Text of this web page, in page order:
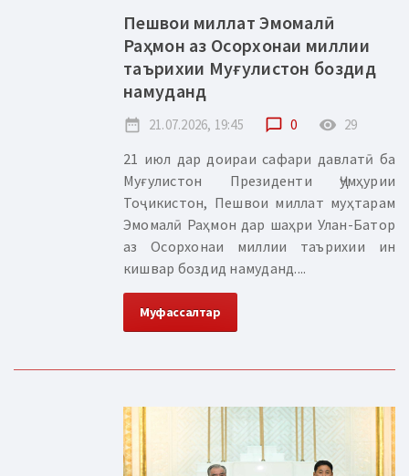
Пешвои миллат Эмомалӣ
Раҳмон аз Осорхонаи миллии
таърихии Муғулистон боздид
намуданд
date_range 21.07.2026, 19:45 chat_bubble_outline 0 remove_red_eye 29
21 июл дар доираи сафари давлатӣ ба
Муғулистон Президенти Ҷумҳурии
Тоҷикистон, Пешвои миллат муҳтарам
Эмомалӣ Раҳмон дар шаҳри Улан-Батор
аз Осорхонаи миллии таърихии ин
кишвар боздид намуданд....
Муфассалтар